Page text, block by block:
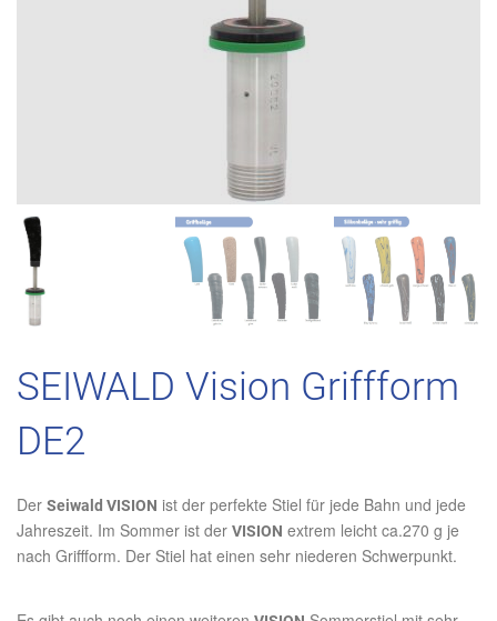
SEIWALD Vision Griffform
DE2
Der Seiwald VISION ist der perfekte Stiel für jede Bahn und jede
Jahreszeit. Im Sommer ist der VISION extrem leicht ca.270 g je
nach Griffform. Der Stiel hat einen sehr niederen Schwerpunkt.